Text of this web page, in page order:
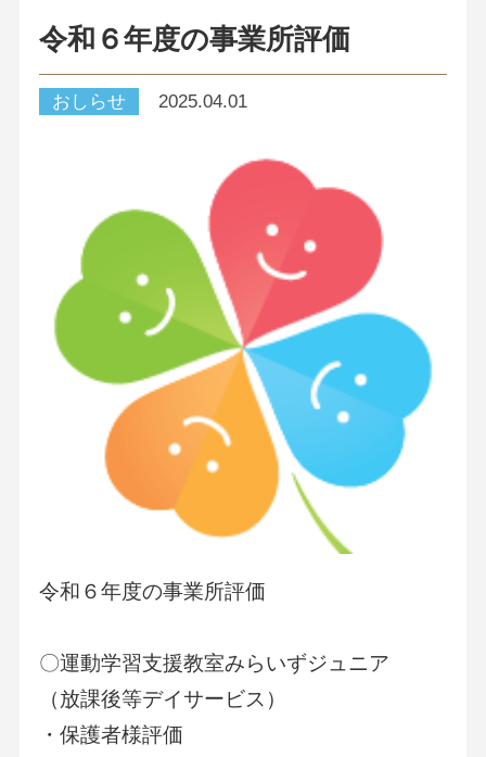
令和６年度の事業所評価
おしらせ 2025.04.01
令和６年度の事業所評価
〇運動学習支援教室みらいずジュニア
（放課後等デイサービス）
・保護者様評価